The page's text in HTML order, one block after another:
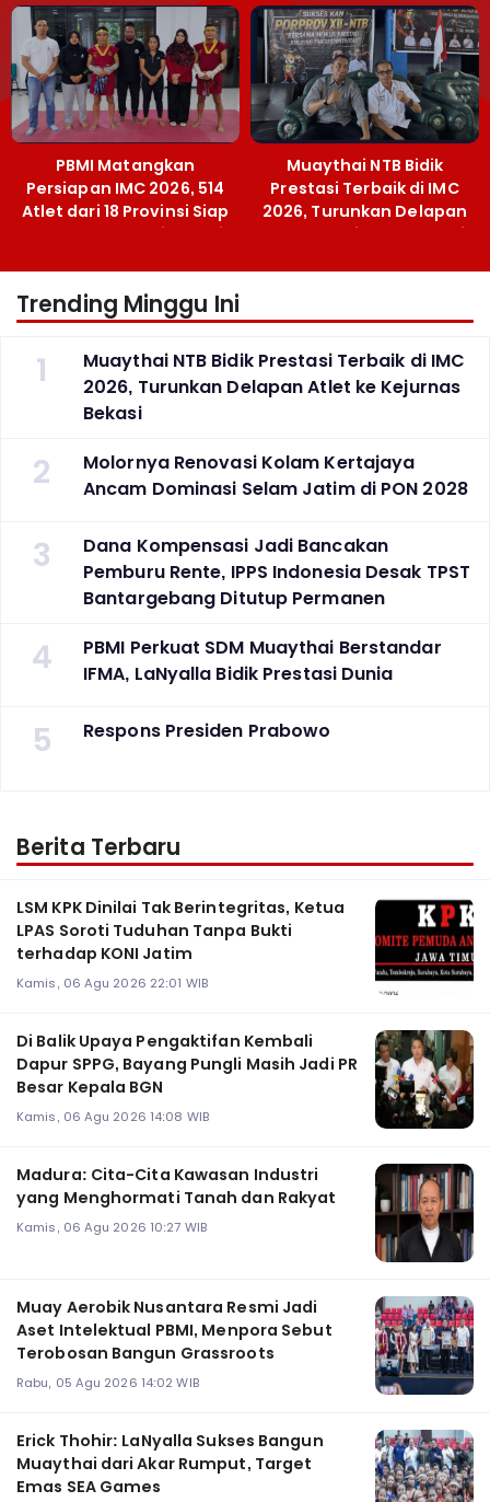
Terobosan Bangun
Grassroots
PBMI Matangkan
Persiapan IMC 2026, 514
Atlet dari 18 Provinsi Siap
Berlaga Besok di Bekasi
Muaythai NTB Bidik
Prestasi Terbaik di IMC
2026, Turunkan Delapan
Atlet ke Kejurnas Bekasi
Trending Minggu Ini
1
Muaythai NTB Bidik Prestasi Terbaik di IMC
2026, Turunkan Delapan Atlet ke Kejurnas
Bekasi
2
Molornya Renovasi Kolam Kertajaya
Ancam Dominasi Selam Jatim di PON 2028
3
Dana Kompensasi Jadi Bancakan
Pemburu Rente, IPPS Indonesia Desak TPST
Bantargebang Ditutup Permanen
4
PBMI Perkuat SDM Muaythai Berstandar
IFMA, LaNyalla Bidik Prestasi Dunia
5 Respons Presiden Prabowo
Berita Terbaru
LSM KPK Dinilai Tak Berintegritas, Ketua
LPAS Soroti Tuduhan Tanpa Bukti
terhadap KONI Jatim
Kamis, 06 Agu 2026 22:01 WIB
Di Balik Upaya Pengaktifan Kembali
Dapur SPPG, Bayang Pungli Masih Jadi PR
Besar Kepala BGN
Kamis, 06 Agu 2026 14:08 WIB
Madura: Cita-Cita Kawasan Industri
yang Menghormati Tanah dan Rakyat
Kamis, 06 Agu 2026 10:27 WIB
Muay Aerobik Nusantara Resmi Jadi
Aset Intelektual PBMI, Menpora Sebut
Terobosan Bangun Grassroots
Rabu, 05 Agu 2026 14:02 WIB
Erick Thohir: LaNyalla Sukses Bangun
Muaythai dari Akar Rumput, Target
Emas SEA Games